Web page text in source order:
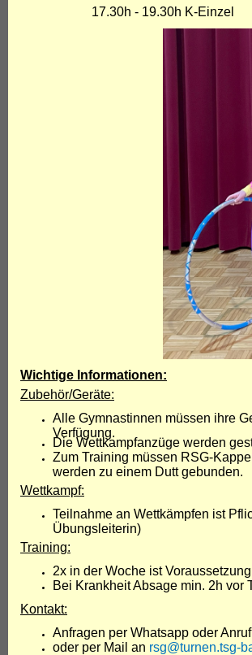
17.30h - 19.30h K-Einzel
Wichtige Informationen:
Zubehör/Geräte:
Alle Gymnastinnen müssen ihre
Verfügung.
Die Wettkampfanzüge werden
Zum Training müssen RSG-
werden zu einem Dutt gebunden.
Wettkampf:
Teilnahme an Wettkämpfen ist
Übungsleiterin)
Training:
2x in der Woche ist Voraussetzung
Bei Krankheit Absage min. 2h vor
Kontakt:
Anfragen per Whatsapp oder
oder per Mail an rsg@turnen.tsg-